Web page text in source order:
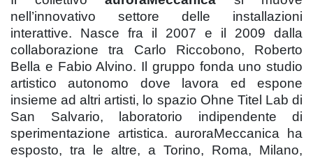
nell’innovativo settore delle installazioni
interattive. Nasce fra il 2007 e il 2009 dalla
collaborazione tra Carlo Riccobono, Roberto
Bella e Fabio Alvino. Il gruppo fonda uno studio
artistico autonomo dove lavora ed espone
insieme ad altri artisti, lo spazio Ohne Titel Lab di
San Salvario, laboratorio indipendente di
sperimentazione artistica. auroraMeccanica ha
esposto, tra le altre, a Torino, Roma, Milano,